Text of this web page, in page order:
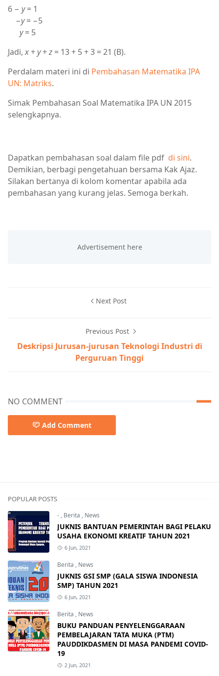
6 − y= 1
−y= −5
y= 5
Jadi,x+y+z = 13 + 5 + 3 = 21 (B).
Perdalam materi ini di Pembahasan Matematika IPA
UN: Matriks.
Simak Pembahasan Soal Matematika IPA UN 2015
selengkapnya.
Dapatkan pembahasan soal dalam file pdf di sini.
Demikian, berbagi pengetahuan bersama Kak Ajaz.
Silakan bertanya di kolom komentar apabila ada
pembahasan yang kurang jelas. Semoga berkah.
Next Post
Previous Post
Deskripsi Jurusan-jurusan Teknologi Industri di
Perguruan Tinggi
NO COMMENT
Add Comment
POPULAR POSTS
- , Berita , News
JUKNIS BANTUAN PEMERINTAH BAGI PELAKU
USAHA EKONOMI KREATIF TAHUN 2021
6 Jun, 2021
Berita , News
JUKNIS GSI SMP (GALA SISWA INDONESIA
SMP) TAHUN 2021
6 Jun, 2021
Berita , News
BUKU PANDUAN PENYELENGGARAAN
PEMBELAJARAN TATA MUKA (PTM)
PAUDDIKDASMEN DI MASA PANDEMI COVID-
19
2 Jun, 2021